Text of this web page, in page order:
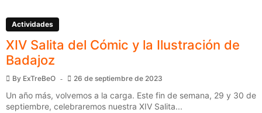
Actividades
XIV Salita del Cómic y la Ilustración de
Badajoz
By ExTreBeO 26 de septiembre de 2023
Un año más, volvemos a la carga. Este fin de semana, 29 y 30 de
septiembre, celebraremos nuestra XIV Salita...